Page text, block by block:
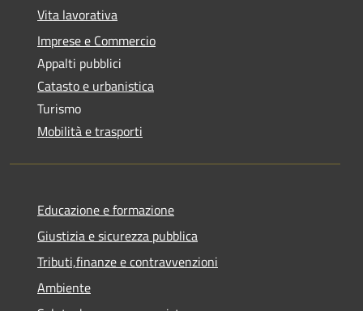
Vita lavorativa
Imprese e Commercio
Appalti pubblici
Catasto e urbanistica
Turismo
Mobilità e trasporti
Educazione e formazione
Giustizia e sicurezza pubblica
Tributi,finanze e contravvenzioni
Ambiente